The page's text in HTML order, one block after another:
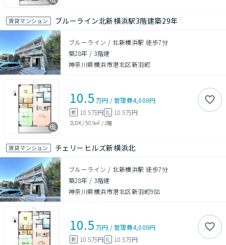
賃貸マンション ブルーライン北新横浜駅3階建築29年
ブルーライン / 北新横浜駅 徒歩7分
築28年 / 3階建
神奈川県横浜市港北区新羽町
10.5 万円 /管理費4,000円
敷 10.5万円 礼 10.5万円
2LDK/50.9㎡ / 2階
賃貸マンション チェリーヒルズ新横浜北
ブルーライン / 北新横浜駅 徒歩7分
築28年 / 3階建
神奈川県横浜市港北区新羽町988
10.5 万円 /管理費4,000円
敷 10.5万円 礼 10.5万円